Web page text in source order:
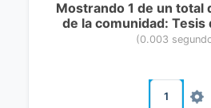
Mostrando 1 de un total
de la comunidad: Tesis
(0.003
1